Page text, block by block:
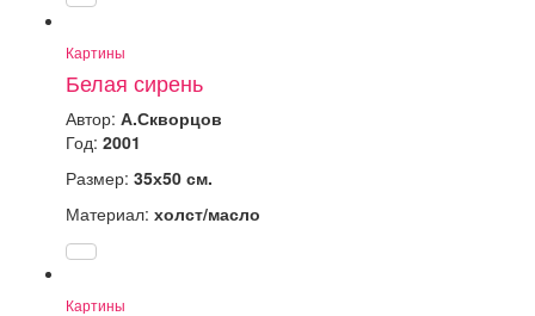
Картины
Белая сирень
Автор: А.Скворцов
Год: 2001
Размер: 35х50 см.
Материал: холст/масло
Картины